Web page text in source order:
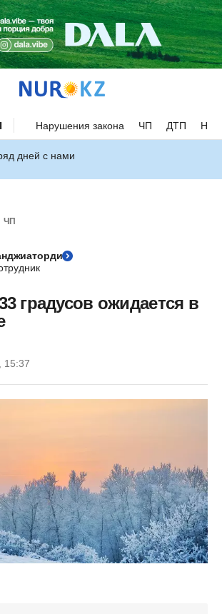
Нарушения закона ЧП ДТП
дней с нами
ЧП
градусов ожидается в
15:37